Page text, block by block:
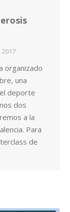
organizado
una
deporte
dos
a la
Para
de